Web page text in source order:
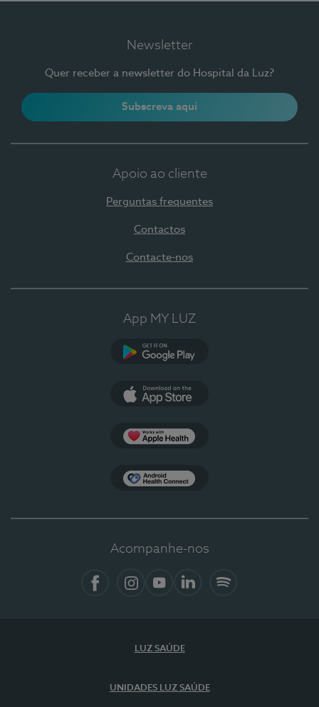
Newsletter
Quer receber a newsletter do Hospital da Luz?
Subscreva aqui
Apoio ao cliente
Perguntas frequentes
Contactos
Contacte-nos
App MY LUZ
Acompanhe-nos
LUZ SAÚDE
UNIDADES LUZ SAÚDE